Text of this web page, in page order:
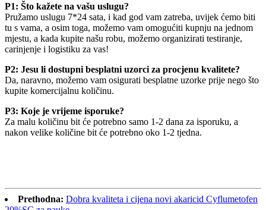
P1: Što kažete na vašu uslugu?
Pružamo uslugu 7*24 sata, i kad god vam zatreba, uvijek ćemo biti
tu s vama, a osim toga, možemo vam omogućiti kupnju na jednom
mjestu, a kada kupite našu robu, možemo organizirati testiranje,
carinjenje i logistiku za vas!
P2: Jesu li dostupni besplatni uzorci za procjenu kvalitete?
Da, naravno, možemo vam osigurati besplatne uzorke prije nego što
kupite komercijalnu količinu.
P3: Koje je vrijeme isporuke?
Za malu količinu bit će potrebno samo 1-2 dana za isporuku, a
nakon velike količine bit će potrebno oko 1-2 tjedna.
Prethodna: Dobra kvaliteta i cijena novi akaricid Cyflumetofen